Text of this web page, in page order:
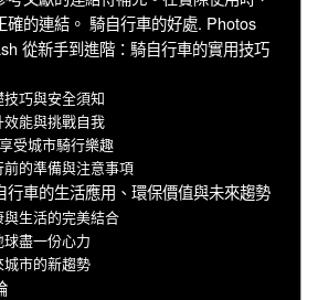
確的連結。 騎自行車的好處. Photos
從新手到進階：騎自行車的實用技巧
巧與安全須知
能與挑戰自我
受城市騎行樂趣
的準備與注意事項
行車的生活應用、環保價值與未來趨勢
生活的完美結合
盡一份心力
市的新趨勢